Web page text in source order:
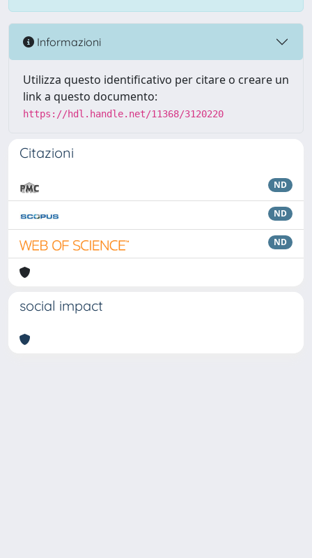
Informazioni
Utilizza questo identificativo per citare o creare un
link a questo documento:
https://hdl.handle.net/11368/3120220
Citazioni
ND
ND
ND
social impact